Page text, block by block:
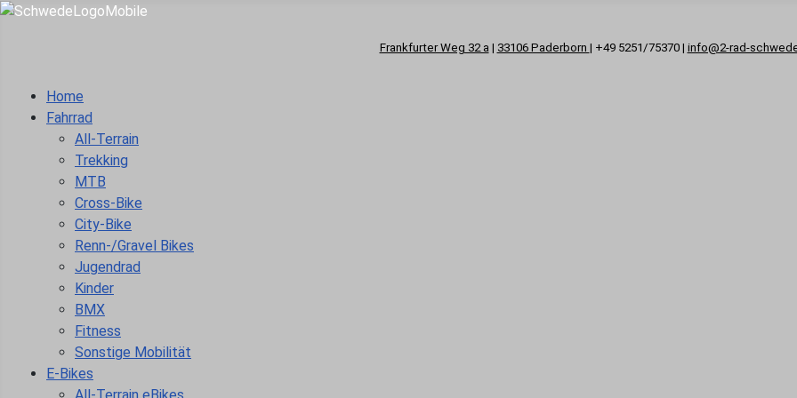
Frankfurter Weg 32 a | 33106 Paderborn | +49 5251/75370 | info@2-rad-
Home
Fahrrad
All-Terrain
Trekking
MTB
Cross-Bike
City-Bike
Renn-/Gravel Bikes
Jugendrad
Kinder
BMX
Fitness
Sonstige Mobilität
E-Bikes